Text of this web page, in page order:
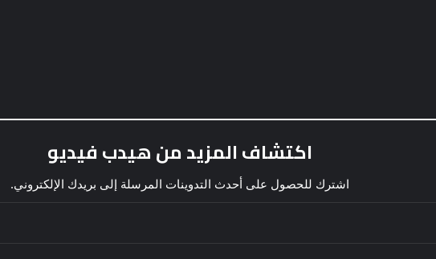
اكتشاف المزيد من هيدب فيديو
اشترك للحصول على أحدث التدوينات المرسلة إلى بريدك الإلكتروني.